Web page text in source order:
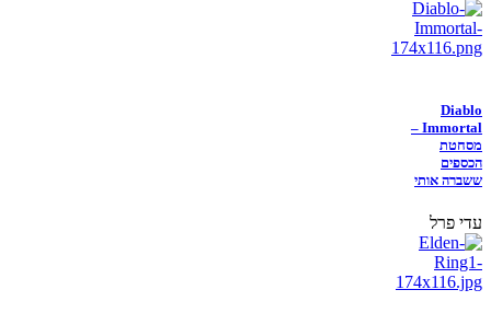
Diablo
Immortal –
מסחטת
הכספים
ששברה אותי
עדי פרל